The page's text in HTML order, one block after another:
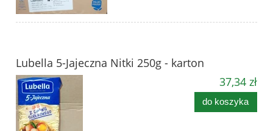
Lubella 5-Jajeczna Nitki 250g - karton
37,34 zł
do koszyka